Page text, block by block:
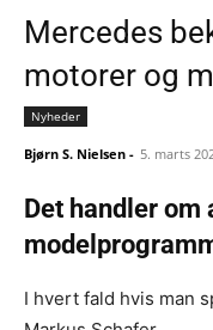
Mercedes
motorer og
Nyheder
Bjørn S. Nielsen - 5. marts
Det handler om
I hvert fald hvis man